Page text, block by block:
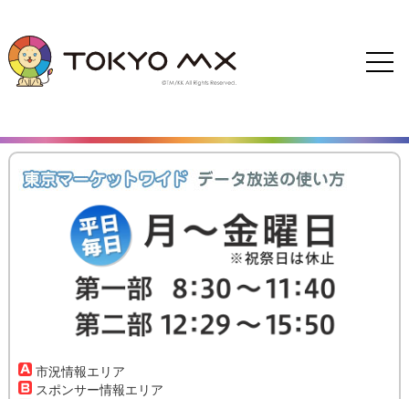
市況情報エリア
スポンサー情報エリア